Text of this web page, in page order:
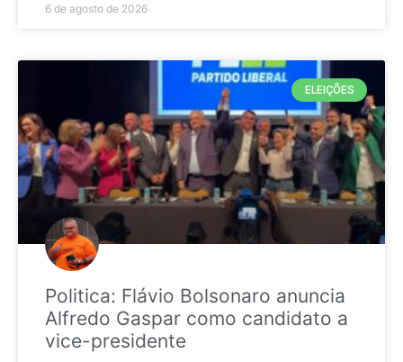
6 de agosto de 2026
ELEIÇÕES
Politica: Flávio Bolsonaro anuncia
Alfredo Gaspar como candidato a
vice-presidente